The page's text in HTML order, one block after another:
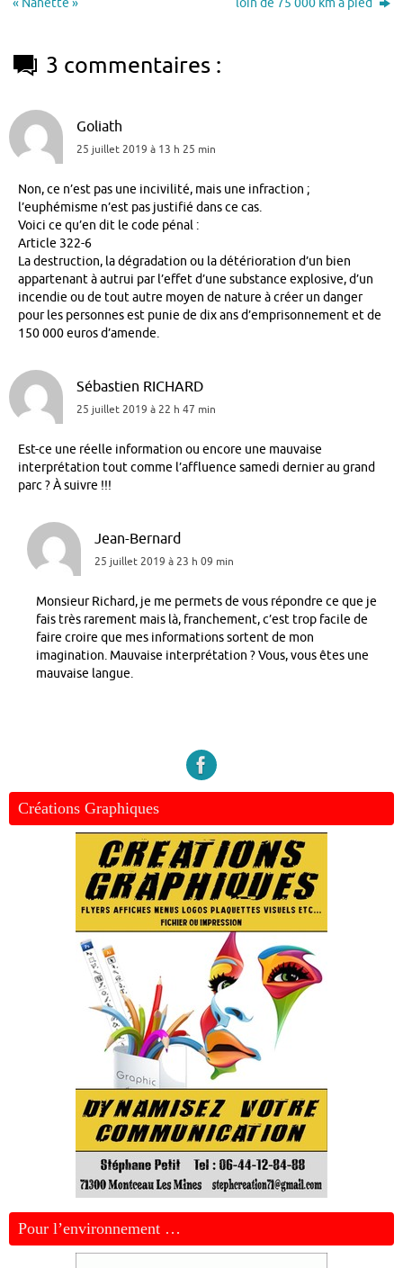
3 commentaires :
Goliath
25 juillet 2019 à 13 h 25 min
Non, ce n’est pas une incivilité, mais une infraction ;
l’euphémisme n’est pas justifié dans ce cas.
Voici ce qu’en dit le code pénal :
Article 322-6
La destruction, la dégradation ou la détérioration d’un bien
appartenant à autrui par l’effet d’une substance explosive, d’un
incendie ou de tout autre moyen de nature à créer un danger
pour les personnes est punie de dix ans d’emprisonnement et de
150 000 euros d’amende.
Sébastien RICHARD
25 juillet 2019 à 22 h 47 min
Est-ce une réelle information ou encore une mauvaise
interprétation tout comme l’affluence samedi dernier au grand
parc ? À suivre !!!
Jean-Bernard
25 juillet 2019 à 23 h 09 min
Monsieur Richard, je me permets de vous répondre ce que je
fais très rarement mais là, franchement, c’est trop facile de
faire croire que mes informations sortent de mon
imagination. Mauvaise interprétation ? Vous, vous êtes une
mauvaise langue.
Créations Graphiques
Pour l’environnement …